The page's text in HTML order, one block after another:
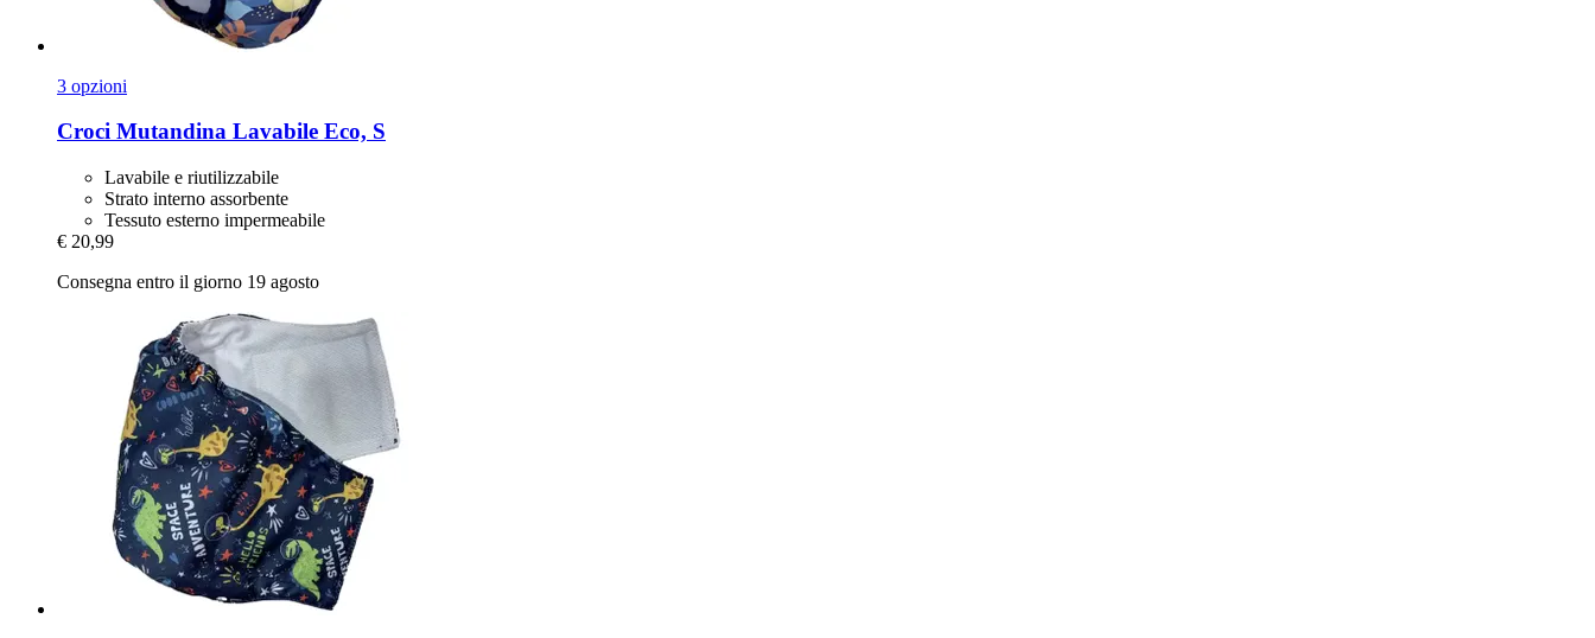
3 opzioni
Croci Mutandina Lavabile Eco, S
Lavabile e riutilizzabile
Strato interno assorbente
Tessuto esterno impermeabile
€ 20,99
Consegna entro il giorno 19 agosto